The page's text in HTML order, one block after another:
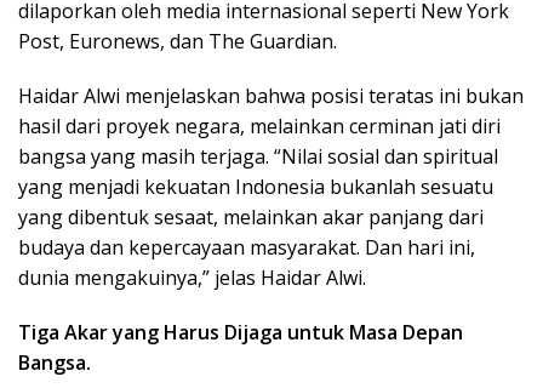
dilaporkan oleh media internasional seperti New York
Post, Euronews, dan The Guardian.
Haidar Alwi menjelaskan bahwa posisi teratas ini bukan
hasil dari proyek negara, melainkan cerminan jati diri
bangsa yang masih terjaga. “Nilai sosial dan spiritual
yang menjadi kekuatan Indonesia bukanlah sesuatu
yang dibentuk sesaat, melainkan akar panjang dari
budaya dan kepercayaan masyarakat. Dan hari ini,
dunia mengakuinya,” jelas Haidar Alwi.
Tiga Akar yang Harus Dijaga untuk Masa Depan
Bangsa.